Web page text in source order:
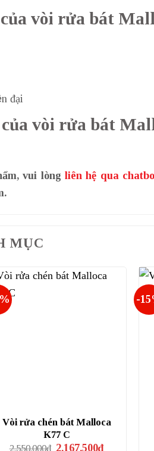
vòi rửa bát
đại
vòi rửa bát
vui lòng liên hệ qua
MỤC
Vòi rửa chén bát Malloca
K77 C
2.550.000₫ Giá
2.167.500₫Giá
-